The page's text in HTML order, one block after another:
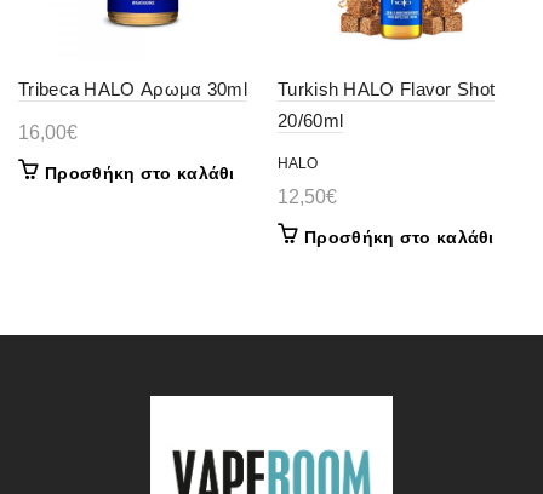
Tribeca HALO Αρωμα 30ml
16,00€
Προσθήκη στο καλάθι
Turkish HALO Flavor Shot
20/60ml
HALO
12,50€
Προσθήκη στο καλάθι